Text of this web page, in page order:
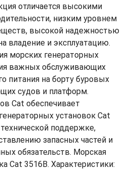
отличается высокими
низким уровнем
высокой надежностью
владение и эксплуатацию.
морских генераторных
важных обслуживающих
питания на борту буровых
судов и платформ.
Cat обеспечивает
установок Cat
поддержке,
запасных частей и
обязательств. Морская
Cat 3516B. Характеристики: